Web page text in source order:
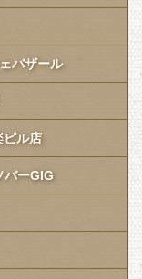
バザール
ビル店
バーGIG